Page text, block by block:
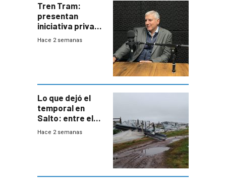
Tren Tram:
presentan
iniciativa privada
para una red de
Hace 2 semanas
Lo que dejó el
temporal en
Salto: entre el
impacto
Hace 2 semanas